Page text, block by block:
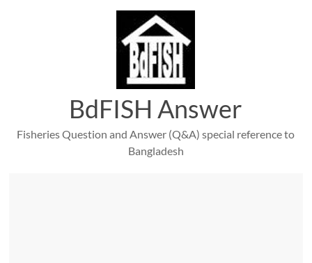
BdFISH Answer
Fisheries Question and Answer (Q&A) special reference to
Bangladesh